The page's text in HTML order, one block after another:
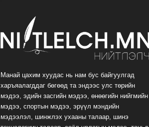
Манай цахим хуудас нь нам бус байгуулгад
харъяалагддаг бөгөөд та эндээс улс төрийн
мэдээ, эдийн засгийн мэдээ, өнөөгийн нийгмийн
мэдээ, спортын мэдээ, эрүүл мэндийн
мэдээлэл, шинжлэх ухааны талаар, шинэ